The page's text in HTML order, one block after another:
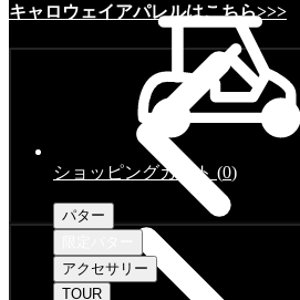
キャロウェイアパレルはこちら>>>
ショッピングカート (0)
パター
アクセサリー
TOUR